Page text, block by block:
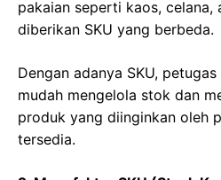
pakaian seperti kaos, celana,
diberikan SKU yang berbeda.
Dengan adanya SKU,
mudah mengelola stok dan
produk yang diinginkan oleh
tersedia.